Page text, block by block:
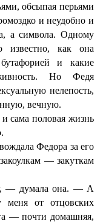
обсыпая перьями
и неудобно и
а символа. Одному
известно, как она
и какие
Но Федя
нелепость,
вечную.
сама половая жизнь
Федора за его
— закуткам
— думала она. — А
от отцовских
— почти домашняя,